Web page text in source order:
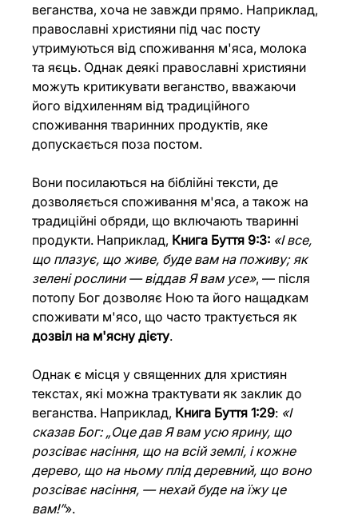
веганства, хоча не завжди прямо. Наприклад,
православні християни під час посту
утримуються від споживання м'яса, молока
та яєць. Однак деякі православні християни
можуть критикувати веганство, вважаючи
його відхиленням від традиційного
споживання тваринних продуктів, яке
допускається поза постом.
Вони посилаються на біблійні тексти, де
дозволяється споживання м'яса, а також на
традиційні обряди, що включають тваринні
продукти. Наприклад, Книга Буття 9:3: «І все,
що плазує, що живе, буде вам на поживу; як
зелені рослини — віддав Я вам усе», — після
потопу Бог дозволяє Ною та його нащадкам
споживати м'ясо, що часто трактується як
дозвіл на м'ясну дієту.
Однак є місця у священних для християн
текстах, які можна трактувати як заклик до
веганства. Наприклад, Книга Буття 1:29: «І
сказав Бог: „Оце дав Я вам усю ярину, що
розсіває насіння, що на всій землі, і кожне
дерево, що на ньому плід деревний, що воно
розсіває насіння, — нехай буде на їжу це
вам!”».